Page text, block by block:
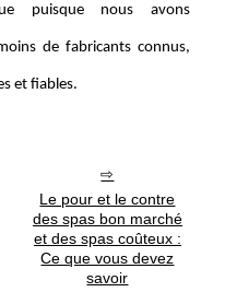
puisque nous avons
de fabricants connus,
et fiables.
Le pour et le contre
des spas bon marché
et des spas coûteux :
Ce que vous devez
savoir